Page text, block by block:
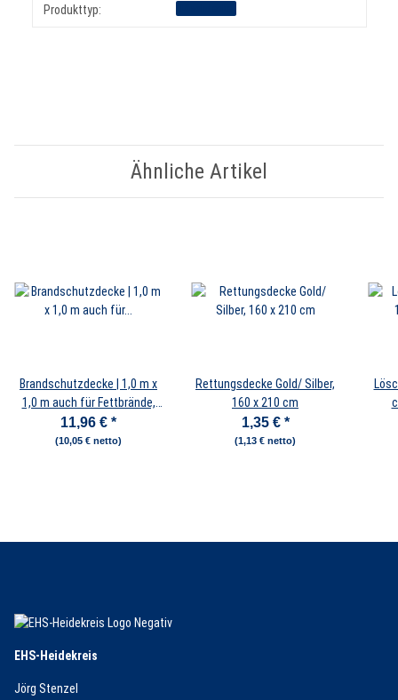
Produkteigenschaft
Wert
Produkttyp:
Ähnliche Artikel
Brandschutzdecke | 1,0 m x
1,0 m auch für Fettbrände,
Fettbrand Küche,
Feuerlöschdecke Auto
11,96 € *
(10,05 € netto)
Rettungsdecke Gold/ Silber,
160 x 210 cm
1,35 € *
(1,13 € netto)
EHS-Heidekreis
Jörg Stenzel